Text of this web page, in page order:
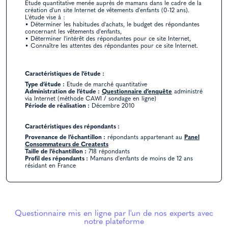
Etude quantitative menée auprès de mamans dans le cadre de la
création d'un site Internet de vêtements d'enfants (0-12 ans).
L'étude vise à :
• Déterminer les habitudes d'achats, le budget des répondantes
concernant les vêtements d'enfants,
• Déterminer l'intérêt des répondantes pour ce site Internet,
• Connaître les attentes des répondantes pour ce site Internet.
Caractéristiques de l’étude :
Type d’étude : Etude de marché quantitative
Administration de l’étude : Questionnaire d’enquête administré
via Internet (méthode CAWI / sondage en ligne)
Période de réalisation : Décembre 2010
Caractéristiques des répondants :
Provenance de l’échantillon : répondants appartenant au Panel
Consommateurs de Creatests
Taille de l’échantillon : 718 répondants
Profil des répondants : Mamans d'enfants de moins de 12 ans
résidant en France
Questionnaire mis en ligne par l'un de nos experts avec
notre plateforme